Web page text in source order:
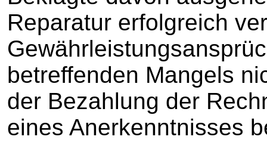
Reparatur erfolgreich
betreffenden Mangels
der Bezahlung der
eines Anerkenntnisses